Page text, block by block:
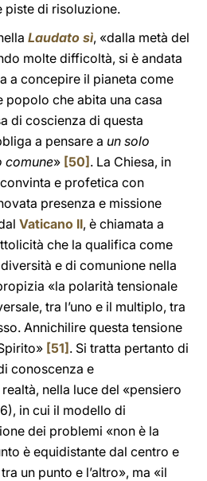
piste di risoluzione.
Laudato sì, «dalla metà del
molte difficoltà, si è andata
a concepire il pianeta come
popolo che abita una casa
di coscienza di questa
a pensare a un solo
comune» [50] . La Chiesa, in
e profetica con
presenza e missione
Vaticano II, è chiamata a
che la qualifica come
e di comunione nella
«la polarità tensionale
tra l’uno e il multiplo, tra
Annichilire questa tensione
[51] . Si tratta pertanto di
conoscenza e
nella luce del «pensiero
in cui il modello di
dei problemi «non è la
è equidistante dal centro e
un punto e l’altro», ma «il